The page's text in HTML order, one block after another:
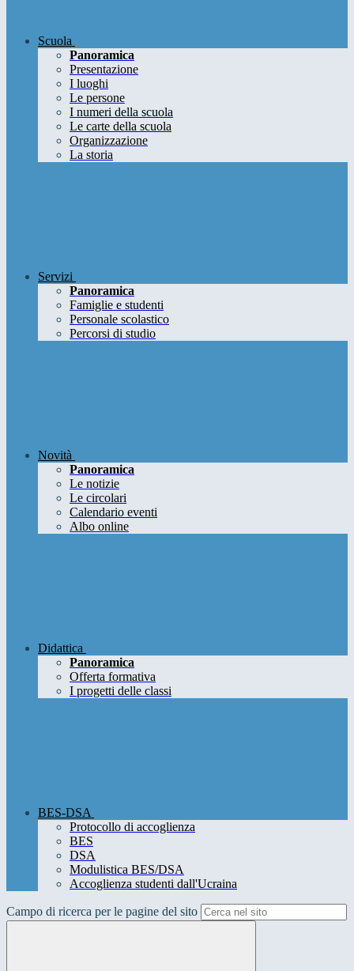
Scuola
Panoramica
Presentazione
I luoghi
Le persone
I numeri della scuola
Le carte della scuola
Organizzazione
La storia
Servizi
Panoramica
Famiglie e studenti
Personale scolastico
Percorsi di studio
Novità
Panoramica
Le notizie
Le circolari
Calendario eventi
Albo online
Didattica
Panoramica
Offerta formativa
I progetti delle classi
BES-DSA
Protocollo di accoglienza
BES
DSA
Modulistica BES/DSA
Accoglienza studenti dall'Ucraina
Campo di ricerca per le pagine del sito